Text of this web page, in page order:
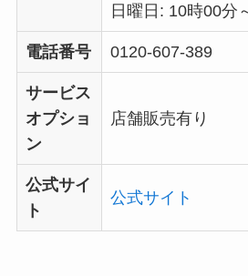
日曜日: 10時00分
電話番号 0120-607-389
サービス
オプショ
ン
店舗販売有り
公式サイ
ト
公式サイト